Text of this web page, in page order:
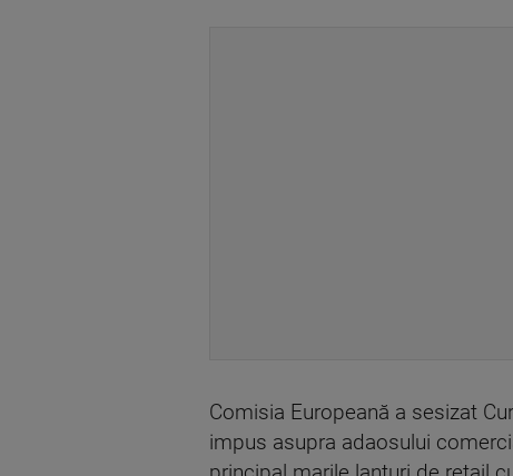
Comisia Europeană a sesizat
impus asupra adaosului